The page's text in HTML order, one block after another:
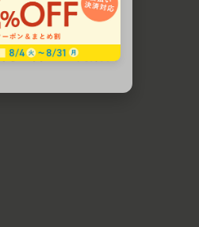
問い合わせ営業日